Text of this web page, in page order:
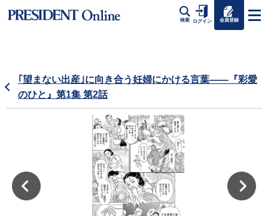
検索 ログイン 会員登録
｢望まない出産｣に向き合う妊婦にかける言葉――『彩愛
のひと』第1集 第2話